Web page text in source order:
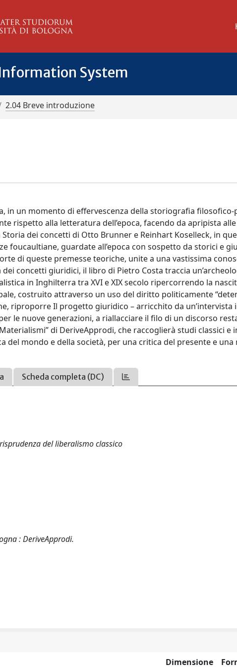
System
2.04 Breve introduzione
in un momento di effervescenza della storiografia
rispetto alla letteratura dell’epoca, facendo da apripista
dei concetti di Otto Brunner e Reinhart Koselleck, in
foucaultiane, guardate all’epoca con sospetto da storici e
di queste premesse teoriche, unite a una vastissima
concetti giuridici, il libro di Pietro Costa traccia
in Inghilterra tra XVI e XIX secolo ripercorrendo la
costruito attraverso un uso del diritto politicamente
riproporre Il progetto giuridico – arricchito da un’intervista
le nuove generazioni, a riallacciare il filo di un discorso
di DeriveApprodi, che raccoglierà studi classici e
del mondo e della società, per una critica del presente e una
Scheda completa (DC)
del liberalismo classico
: DeriveApprodi.
Dimensione